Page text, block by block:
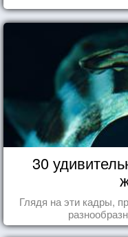
30
Глядя на эти кадры,